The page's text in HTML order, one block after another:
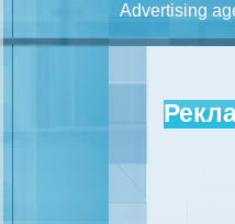
Advertising